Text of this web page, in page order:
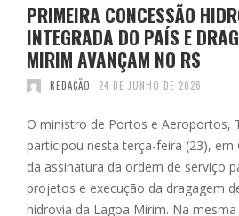
PRIMEIRA CONCESSÃO
INTEGRADA DO PAÍS E
MIRIM AVANÇAM NO RS
REDAÇÃO 24 DE JUNHO DE 2026
O ministro de Portos e Aeroportos,
participou nesta terça-feira (23), em
da assinatura da ordem de serviço
projetos e execução da dragagem
hidrovia da Lagoa Mirim. Na